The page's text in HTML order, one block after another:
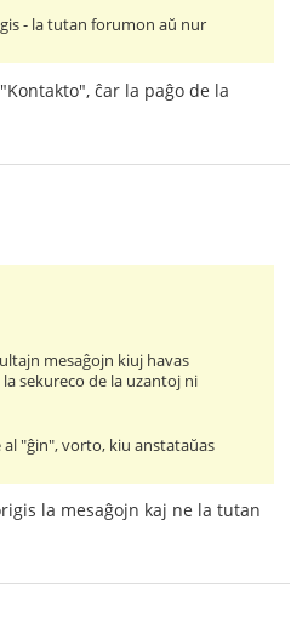
- la tutan forumon aŭ nur
ĉar la paĝo de la
mesaĝojn kiuj havas
sekureco de la uzantoj ni
al "ĝin", vorto, kiu anstataŭas
la mesaĝojn kaj ne la tutan